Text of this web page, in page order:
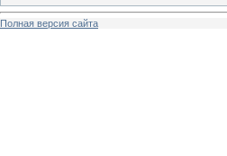
Полная версия сайта